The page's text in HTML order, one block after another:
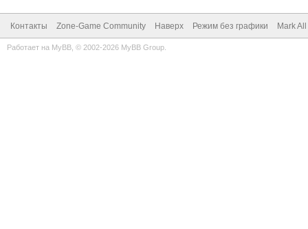
Контакты Zone-Game Community Наверх Режим без графики Mark
Работает на MyBB , © 2002-2026 MyBB Group